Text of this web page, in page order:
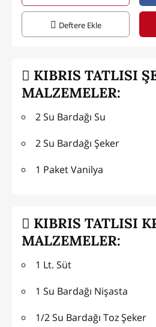
Deftere Ekle
KIBRIS TATLISI
MALZEMELER:
2 Su Bardağı Su
2 Su Bardağı Şeker
1 Paket Vanilya
KIBRIS TATLISI
MALZEMELER:
1 Lt. Süt
1 Su Bardağı Nişasta
1/2 Su Bardağı Toz Şeker